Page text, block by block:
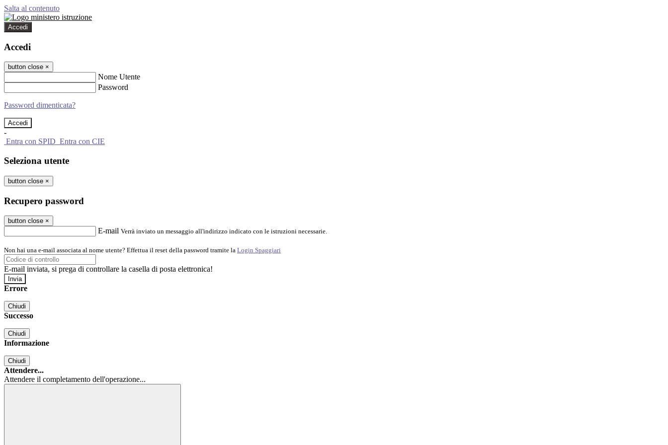
Salta al contenuto
Accedi
Accedi
button close ×
Nome Utente
Password
Password dimenticata?
-
Entra con SPID Entra con CIE
Seleziona utente
button close ×
Recupero password
button close ×
E-mail Verrà inviato un messaggio all'indirizzo indicato con le istruzioni necessarie.
Non hai una e-mail associata al nome utente? Effettua il reset della password tramite la Login Spaggiari
E-mail inviata, si prega di controllare la casella di posta elettronica!
Errore
Chiudi
Successo
Chiudi
Informazione
Chiudi
Attendere...
Attendere il completamento dell'operazione...